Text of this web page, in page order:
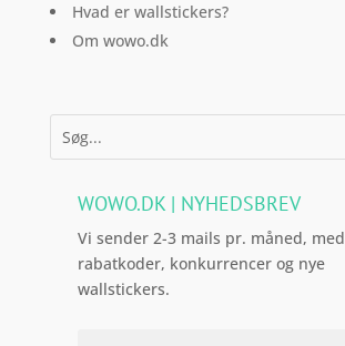
Hvad er wallstickers?
Om wowo.dk
WOWO.DK | NYHEDSBREV
Vi sender 2-3 mails pr. måned, med
rabatkoder, konkurrencer og nye
wallstickers.